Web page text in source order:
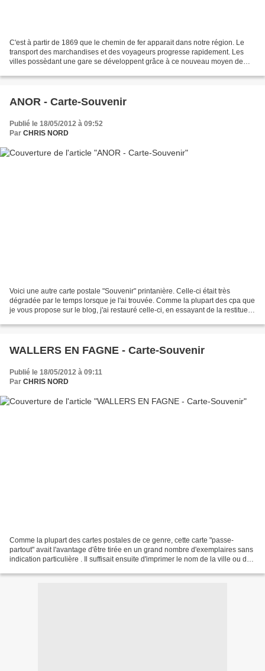
C'est à partir de 1869 que le chemin de fer apparait dans notre région. Le
transport des marchandises et des voyageurs progresse rapidement. Les
villes possèdant une gare se développent grâce à ce nouveau moyen de
ANOR - Carte-Souvenir
Publié le 18/05/2012 à 09:52
Par CHRIS NORD
Voici une autre carte postale "Souvenir" printanière. Celle-ci était très
dégradée par le temps lorsque je l'ai trouvée. Comme la plupart des cpa que
je vous propose sur le blog, j'ai restauré celle-ci, en essayant de la restituer
WALLERS EN FAGNE - Carte-Souvenir
Publié le 18/05/2012 à 09:11
Par CHRIS NORD
Comme la plupart des cartes postales de ce genre, cette carte "passe-
partout" avait l'avantage d'être tirée en un grand nombre d'exemplaires sans
indication particulière . Il suffisait ensuite d'imprimer le nom de la ville ou du